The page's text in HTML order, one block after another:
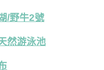
/野牛2號
然游泳池